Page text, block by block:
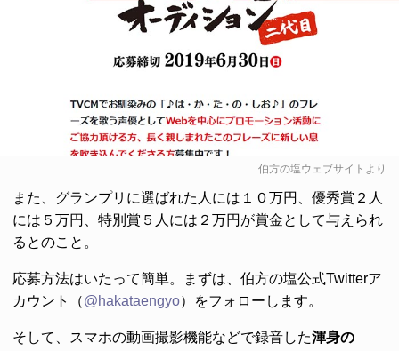
伯方の塩ウェブサイトより
また、グランプリに選ばれた人には１０万円、優秀賞２人
には５万円、特別賞５人には２万円が賞金として与えられ
るとのこと。
応募方法はいたって簡単。まずは、伯方の塩公式Twitterア
カウント（@hakataengyo）をフォローします。
そして、スマホの動画撮影機能などで録音した渾身の